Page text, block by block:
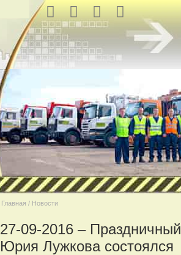
Главная / Новости
27-09-2016 –
Юрия Лужкова состоялся